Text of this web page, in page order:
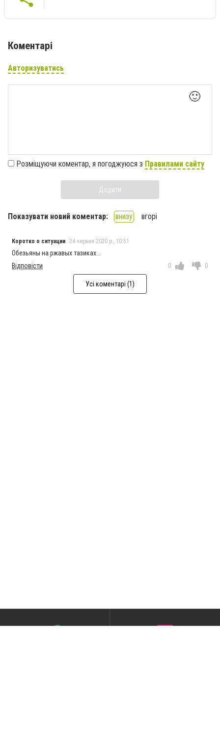
Коментарі
Авторизуватись
🙂
Розміщуючи коментар, я погоджуюся з Правилами сайту
Додати
Показувати новий коментар: внизу вгорі
Коротко о ситуации 24 червня 2020 р., 10:51
Обезьяны на ржавых тазиках...
Відповісти
0 0
Усі коментарі (1)